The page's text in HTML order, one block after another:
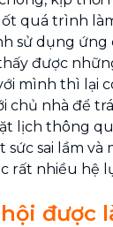
quá trình
sử dụng ứng
được
mình thì lại
chủ nhà để
lịch thông
sai lầm và
rất nhiều hệ
hội được